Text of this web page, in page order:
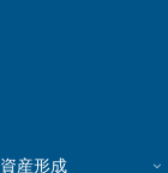
資産形成